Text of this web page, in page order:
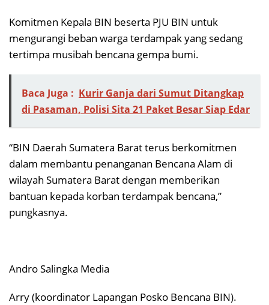
Komitmen Kepala BIN beserta PJU BIN untuk
mengurangi beban warga terdampak yang sedang
tertimpa musibah bencana gempa bumi.
Baca Juga : Kurir Ganja dari Sumut Ditangkap
di Pasaman, Polisi Sita 21 Paket Besar Siap Edar
“BIN Daerah Sumatera Barat terus berkomitmen
dalam membantu penanganan Bencana Alam di
wilayah Sumatera Barat dengan memberikan
bantuan kepada korban terdampak bencana,”
pungkasnya.
Andro Salingka Media
Arry (koordinator Lapangan Posko Bencana BIN).